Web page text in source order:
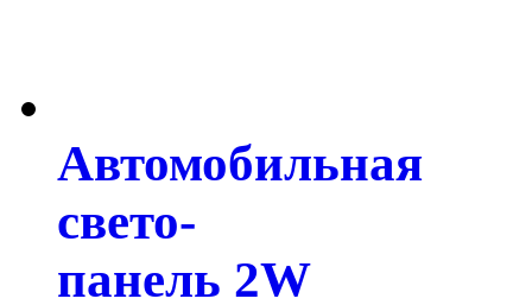
Автомобильная
свето-
панель 2W